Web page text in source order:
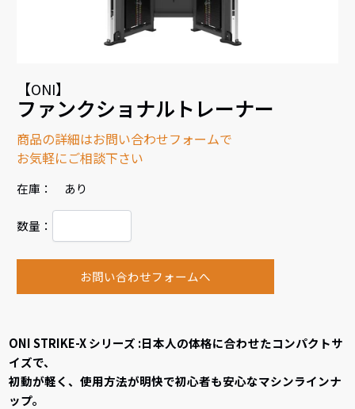
【ONI】
ファンクショナルトレーナー
商品の詳細はお問い合わせフォームで
お気軽にご相談下さい
在庫： あり
数量：
お問い合わせフォームへ
ONI STRIKE-X シリーズ :日本人の体格に合わせたコンパクトサ
イズで、
初動が軽く、使用方法が明快で初心者も安心なマシンラインナ
ップ。